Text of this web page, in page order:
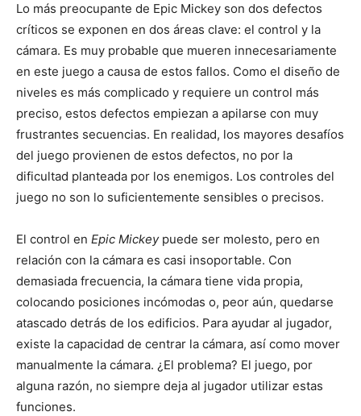
Lo más preocupante de Epic Mickey son dos defectos
críticos se exponen en dos áreas clave: el control y la
cámara. Es muy probable que mueren innecesariamente
en este juego a causa de estos fallos. Como el diseño de
niveles es más complicado y requiere un control más
preciso, estos defectos empiezan a apilarse con muy
frustrantes secuencias. En realidad, los mayores desafíos
del juego provienen de estos defectos, no por la
dificultad planteada por los enemigos. Los controles del
juego no son lo suficientemente sensibles o precisos.
El control en Epic Mickeypuede ser molesto, pero en
relación con la cámara es casi insoportable. Con
demasiada frecuencia, la cámara tiene vida propia,
colocando posiciones incómodas o, peor aún, quedarse
atascado detrás de los edificios. Para ayudar al jugador,
existe la capacidad de centrar la cámara, así como mover
manualmente la cámara. ¿El problema? El juego, por
alguna razón, no siempre deja al jugador utilizar estas
funciones.